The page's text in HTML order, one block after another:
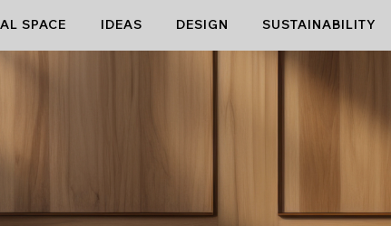
SPACE IDEAS DESIGN SUSTAINABILITY